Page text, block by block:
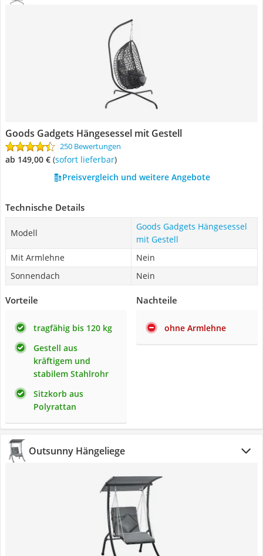
Goods Gadgets Hängesessel mit Gestell
250 Bewertungen
ab 149,00 € ( Sofort lieferbar)
Preisvergleich und weitere Angebote
Technische Details
Modell
Goods Gadgets Hängesessel
mit Gestell
Mit Armlehne
Nein
Sonnendach
Nein
Vorteile
tragfähig bis 120 kg
Gestell aus
kräftigem und
stabilem Stahlrohr
Sitzkorb aus
Polyrattan
Nachteile
ohne Armlehne
Outsunny Hängeliege